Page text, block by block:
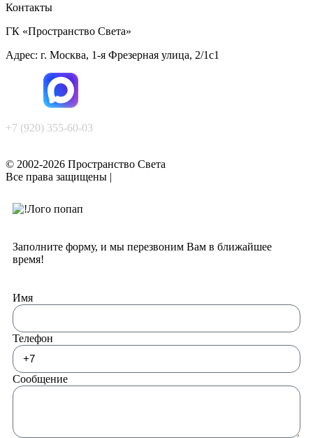
Контакты
ГК «Пространство Света»
Адрес: г. Москва, 1-я Фрезерная улица, 2/1с1
+7 (920) 355-60-03
© 2002-2026 Пространство Света
Все права защищены |
Заполните форму, и мы перезвоним Вам в ближайшее
время!
Имя
Телефон
Сообщение